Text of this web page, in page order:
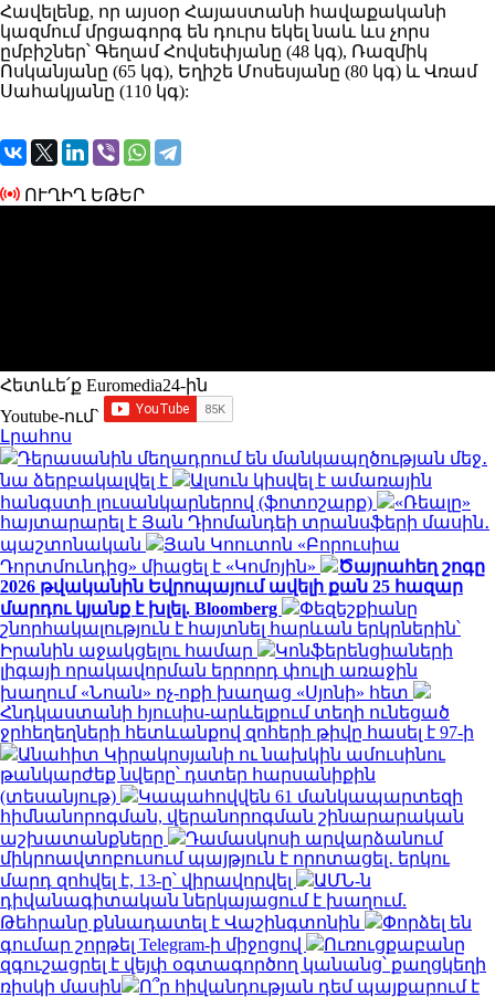
Հավելենք, որ այսօր Հայաստանի հավաքականի
կազմում մրցագորգ են դուրս եկել նաև ևս չորս
ըմբիշներ՝ Գեղամ Հովսեփյանը (48 կգ), Ռազմիկ
Ոսկանյանը (65 կգ), Եղիշե Մոսեսյանը (80 կգ) և Վռամ
Սահակյանը (110 կգ):
ՈՒՂԻՂ ԵԹԵՐ
Հետևե՛ք Euromedia24-ին
Youtube-ում`
Լրահոս
Դերասանին մեղադրում են մանկապղծության մեջ․
նա ձերբակալվել է
Ալսուն կիսվել է ամառային
հանգստի լուսանկարներով (ֆոտոշարք)
«Ռեալը»
հայտարարել է Յան Դիոմանդեի տրանսֆերի մասին․
պաշտոնական
Յան Կոուտոն «Բորուսիա
Դորտմունդից» միացել է «Կոմոյին»
Ծայրահեղ շոգը
2026 թվականին Եվրոպայում ավելի քան 25 հազար
մարդու կյանք է խլել. Bloomberg
Փեզեշքիանը
շնորհակալություն է հայտնել հարևան երկրներին՝
Իրանին աջակցելու համար
Կոնֆերենցիաների
լիգայի որակավորման երրորդ փուլի առաջին
խաղում «Նոան» ոչ-ոքի խաղաց «Սյոնի» հետ
Հնդկաստանի հյուսիս-արևելքում տեղի ունեցած
ջրհեղեղների հետևանքով զոհերի թիվը հասել է 97-ի
Անահիտ Կիրակոսյանի ու նախկին ամուսինու
թանկարժեք նվերը՝ դստեր հարսանիքին
(տեսանյութ)
Կապահովվեն 61 մանկապարտեզի
հիմնանորոգման, վերանորոգման շինարարական
աշխատանքները
Դամասկոսի արվարձանում
միկրոավտոբուսում պայթյուն է որոտացել․ երկու
մարդ զոհվել է, 13-ը՝ վիրավորվել
ԱՄՆ-ն
դիվանագիտական ներկայացում է խաղում.
Թեհրանը քննադատել է Վաշինգտոնին
Փորձել են
գումար շորթել Telegram-ի միջոցով
Ուռուցքաբանը
զգուշացրել է վեյփ օգտագործող կանանց՝ քաղցկեղի
ռիսկի մասին
Ո՞ր հիվանդության դեմ պայքարում է